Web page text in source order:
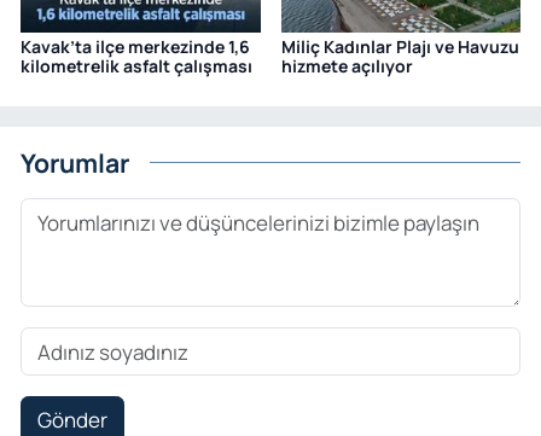
Kavak’ta ilçe merkezinde 1,6
kilometrelik asfalt çalışması
Miliç Kadınlar Plajı ve Havuzu
hizmete açılıyor
Yorumlar
Gönder